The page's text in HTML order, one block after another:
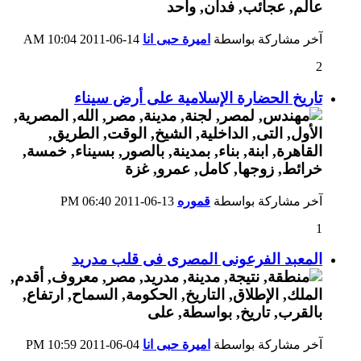
آخر مشاركة بواسطة اميرة حبى انا
10:04 AM
2
تاريخ الحضارة الإسلامية على أرض سيناء
آخر مشاركة بواسطة قموره
06:40 PM
1
المعبد الفرعونى المصرى فى قلب مدريد
آخر مشاركة بواسطة اميرة حبى انا 10:59 PM